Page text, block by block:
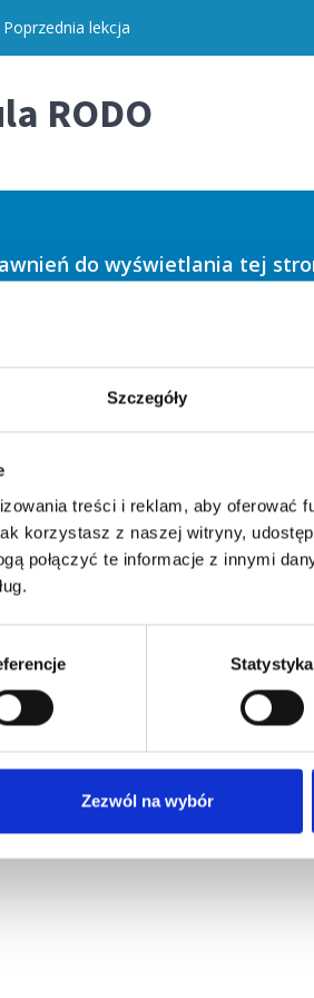
Szczegóły
treści i reklam, aby oferować
korzystasz z naszej witryny,
połączyć te informacje z innymi
Statystyka
Zezwól na wybór
Poprzednia lekcja
RODO
do wyświetlania tej